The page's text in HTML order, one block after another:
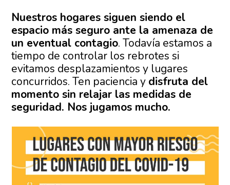
Nuestros hogares siguen siendo el
espacio más seguro ante la amenaza de
un eventual contagio. Todavía estamos a
tiempo de controlar los rebrotes si
evitamos desplazamientos y lugares
concurridos. Ten paciencia y disfruta del
momento sin relajar las medidas de
seguridad. Nos jugamos mucho.